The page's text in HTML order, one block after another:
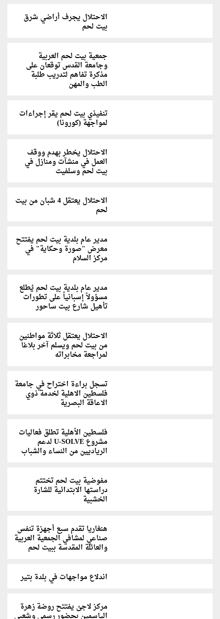
الاحتلال يجرف أراضي شرق
بيت لحم
جمعية بيت لحم العربية
وجامعة القدس توقعان على
مذكرة تفاهم لتدريب طلبة
الطب والمهن
تنفيذي بيت لحم يقر إجراءات
لمواجهة (كورونا)
الاحتلال يخطر بهدم ووقف
العمل في منشآت ومنازل في
بيت لحم وسلفيت
الاحتلال يعتقل 4 شبان من بيت
لحم
مدير عام بلدية بيت لحم يفتتح
معرض "صورة وحكاية" في
مركز السلام
مدير عام بلدية بيت لحم يُطلع
مسؤولاً إسبانياً على تطورات
تأهيل شارع بيت ساحور
الاحتلال يعتقل ثلاثة مواطنين
من بيت لحم ويسلم آخر بلاغا
لمراجعة مخابراته
تسجل براءة اختراح في جامعة
فلسطين الاهلية لخدمة ذوي
الاعاقة البصرية
فلسطين الأهلية تطلق فعاليات
مشروع U-SOLVE لدعم
الرياديين من النساء والشباب
مفوضية بيت لحم تختتم
دراستها الابتدائية للشارة
الخشبية
هنغاريا تقدم سبع أجهزة تنفس
صناعي لمشافي الجمعية العربية
والعائلة المقدسة ببيت لحم
اندلاع مواجهات في بلدة بتير
مركز لاجئ يفتتح روضة زهرة
الياسمين بحضور رسمي وشعبي